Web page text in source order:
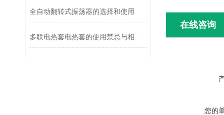
在线咨询
您的
全自动翻转式振荡器的选择和使用
多联电热套电热套的使用禁忌与相关事项